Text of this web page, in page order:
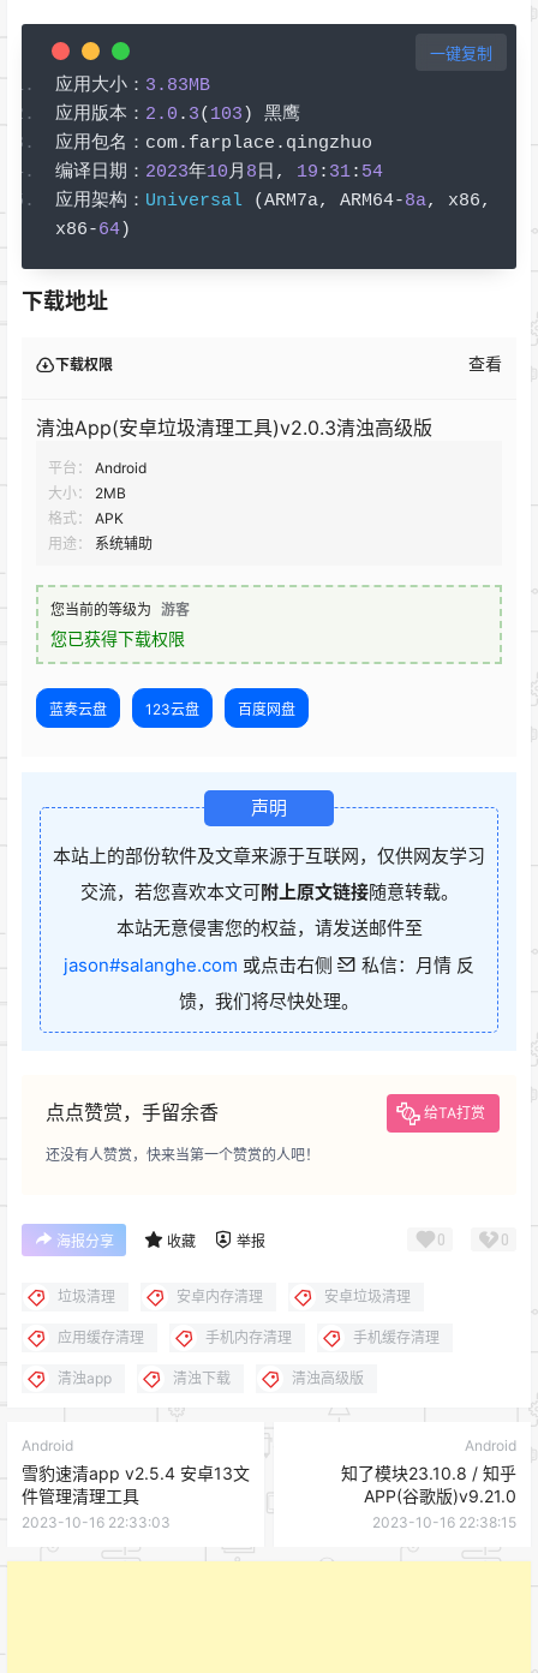
应用大小： 3.83MB
应用版本： 2.0 . 3( 103 )
黑鹰
应用包名： com. farplace . qingzhuo
编译日期： 2023年10月 8 日, 19 : 31: 54
应用架构： Universal (ARM7a, ARM64-8a, x86,
x86-64)
一键复制
下载地址
下载权限 查看
清浊App(安卓垃圾清理工具)v2.0.3清浊高级版
平台：
Android
大小：
2MB
格式：
APK
用途：
系统辅助
您当前的等级为 游客
您已获得下载权限
蓝奏云盘 123云盘 百度网盘
声明
本站上的部份软件及文章来源于互联网，仅供网友学习
交流，若您喜欢本文可附上原文链接随意转载。
本站无意侵害您的权益，请发送邮件至
jason#salanghe.com 或点击右侧
私信：月情 反
馈，我们将尽快处理。
点点赞赏，手留余香 给TA打赏
还没有人赞赏，快来当第一个赞赏的人吧！
海报分享 收藏 举报 0 0
垃圾清理 安卓内存清理 安卓垃圾清理
应用缓存清理 手机内存清理 手机缓存清理
清浊app 清浊下载 清浊高级版
Android
雪豹速清app v2.5.4 安卓13文
件管理清理工具
2023-10-16 22:33:03
Android
知了模块23.10.8 / 知乎
APP(谷歌版)v9.21.0
2023-10-16 22:38:15